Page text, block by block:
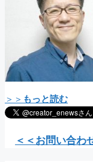
＞＞ もっと読む
＜＜お問い合わ